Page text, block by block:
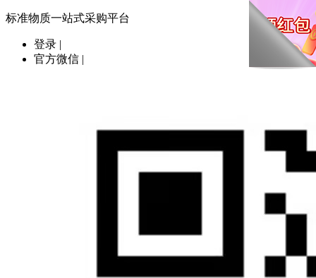
标准物质一站式采购平台
登录 |
官方微信 |